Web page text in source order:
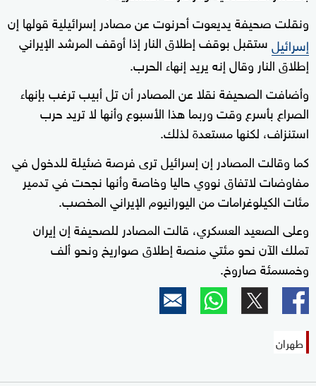
ونقلت صحيفة يديعوت أحرنوت عن مصادر إسرائيلية قولها إن
إسرائيلستقبل بوقف إطلاق النار إذا أوقف المرشد الإيراني
إطلاق النار وقال إنه يريد إنهاء الحرب.
وأضافت الصحيفة نقلا عن المصادر أن تل أبيب ترغب بإنهاء
الصراع بأسرع وقت وربما هذا الأسبوع وأنها لا تريد حرب
استنزاف، لكنها مستعدة لذلك.
كما وقالت المصادر إن إسرائيل ترى فرصة ضئيلة للدخول في
مفاوضات لاتفاق نووي حاليا وخاصة وأنها نجحت في تدمير
مئات الكيلوغرامات من اليورانيوم الإيراني المخصب.
وعلى الصعيد العسكري، قالت المصادر للصحيفة إن إيران
تملك الآن نحو مئتي منصة إطلاق صواريخ ونحو ألف
وخمسمئة صاروخ.
طهران